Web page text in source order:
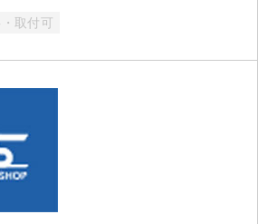
取付可